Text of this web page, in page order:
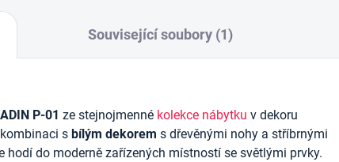
Související soubory (1)
P-01 ze stejnojmenné kolekce nábytku v dekoru
s bílým dekorem s dřevěnými nohy a stříbrnými
hodí do moderně zařízených místností se světlými prvky.